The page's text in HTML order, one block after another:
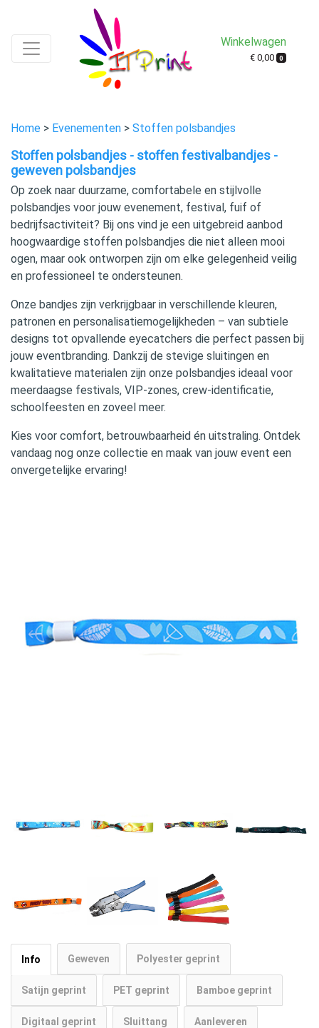
Winkelwagen
€ 0,00 0
Home > Evenementen > Stoffen polsbandjes
Stoffen polsbandjes - stoffen festivalbandjes -
geweven polsbandjes
Op zoek naar duurzame, comfortabele en stijlvolle
polsbandjes voor jouw evenement, festival, fuif of
bedrijfsactiviteit? Bij ons vind je een uitgebreid aanbod
hoogwaardige stoffen polsbandjes die niet alleen mooi
ogen, maar ook ontworpen zijn om elke gelegenheid veilig
en professioneel te ondersteunen.
Onze bandjes zijn verkrijgbaar in verschillende kleuren,
patronen en personalisatiemogelijkheden – van subtiele
designs tot opvallende eyecatchers die perfect passen bij
jouw eventbranding. Dankzij de stevige sluitingen en
kwalitatieve materialen zijn onze polsbandjes ideaal voor
meerdaagse festivals, VIP-zones, crew-identificatie,
schoolfeesten en zoveel meer.
Kies voor comfort, betrouwbaarheid én uitstraling. Ontdek
vandaag nog onze collectie en maak van jouw event een
onvergetelijke ervaring!
Info Geweven Polyester geprint
Satijn geprint PET geprint Bamboe geprint
Digitaal geprint Sluittang Aanleveren